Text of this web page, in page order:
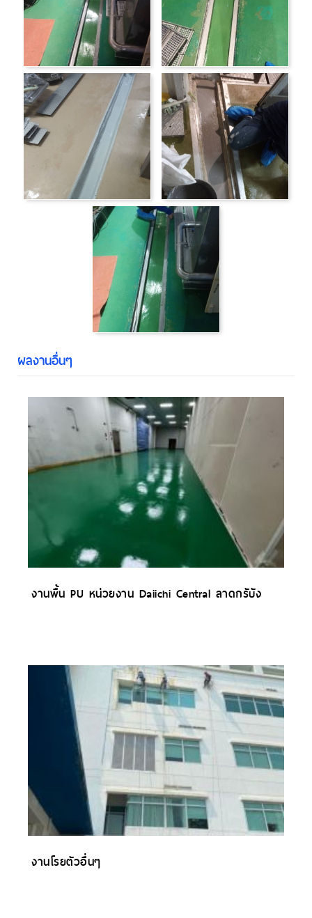
ผลงานอื่นๆ
งานพื้น PU หน่วยงาน Daiichi Central ลาดกรับัง
งานโรยตัวอื่นๆ